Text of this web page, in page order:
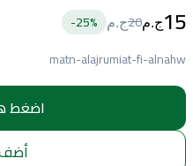
15ج.م20ج.م 25%-
matn-alajrumiat-fi-alnahw
اضغط